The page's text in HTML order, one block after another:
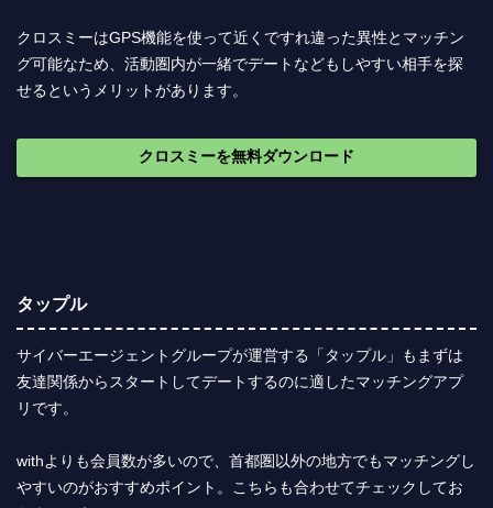
クロスミーはGPS機能を使って近くですれ違った異性とマッチン
グ可能なため、活動圏内が一緒でデートなどもしやすい相手を探
せるというメリットがあります。
クロスミーを無料ダウンロード
タップル
サイバーエージェントグループが運営する「タップル」もまずは
友達関係からスタートしてデートするのに適したマッチングアプ
リです。
withよりも会員数が多いので、首都圏以外の地方でもマッチングし
やすいのがおすすめポイント。こちらも合わせてチェックしてお